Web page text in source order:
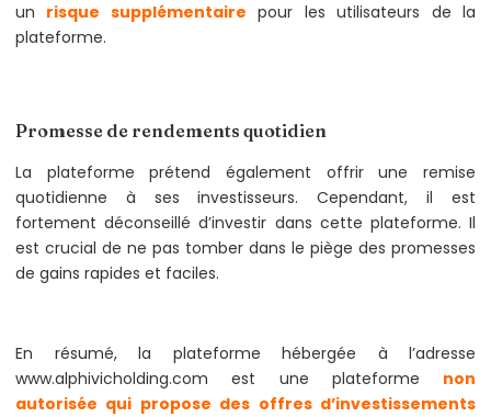
un risque supplémentaire pour les utilisateurs de la
plateforme.
Promesse de rendements quotidien
La plateforme prétend également offrir une remise
quotidienne à ses investisseurs. Cependant, il est
fortement déconseillé d’investir dans cette plateforme. Il
est crucial de ne pas tomber dans le piège des promesses
de gains rapides et faciles.
En résumé, la plateforme hébergée à l’adresse
www.alphivicholding.com est une plateforme non
autorisée qui propose des offres d’investissements